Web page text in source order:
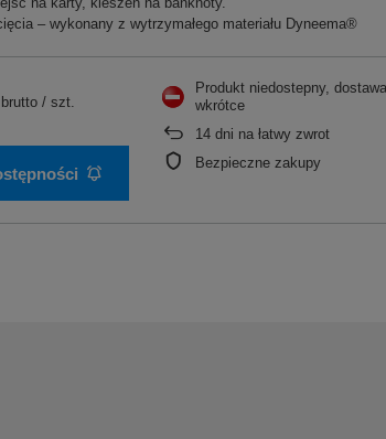
– wykonany z wytrzymałego materiału Dyneema®
brutto / szt.
Produkt niedostepny, dostawa
wkrótce
14 dni na łatwy zwrot
Bezpieczne zakupy